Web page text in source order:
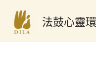
要
法鼓心靈